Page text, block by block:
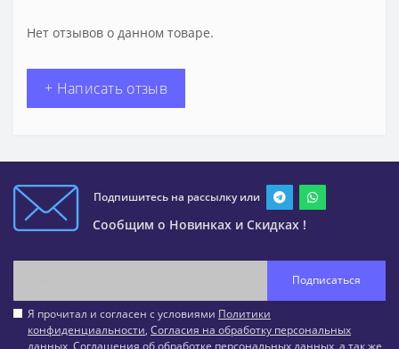
Нет отзывов о данном товаре.
+ Написать отзыв
Подпишитесь на рассылку или
Сообщим о Новинках и Скидках !
Подписаться
Я прочитал и согласен с условиями Политики
конфиденциальности, Согласия на обработку персональных
данных Соглашения об обработке персональных данных , а так же